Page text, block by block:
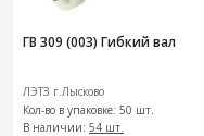
ГВ 309 (003) Гибкий вал
ЛЭТЗ г.Лысково
Кол-во в упаковке: 50 шт.
В наличии: 54 шт.